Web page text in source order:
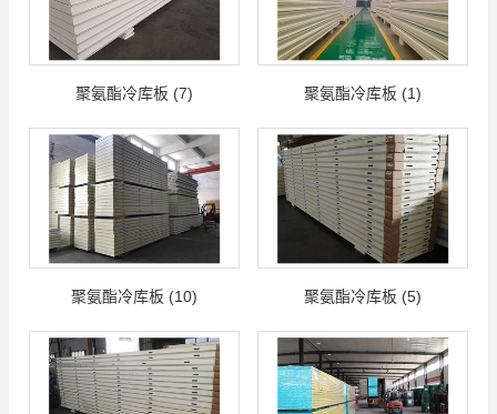
聚氨酯冷库板 (7) 聚氨酯冷库板 (1)
聚氨酯冷库板 (10) 聚氨酯冷库板 (5)